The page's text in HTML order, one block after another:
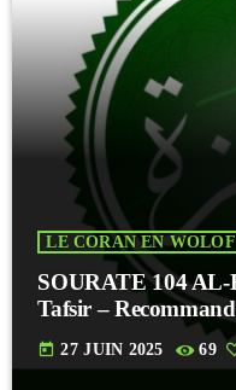
LE CORAN EN WOLOF
SOURATE 104
Tafsir –
today 27 JUIN 2025 69